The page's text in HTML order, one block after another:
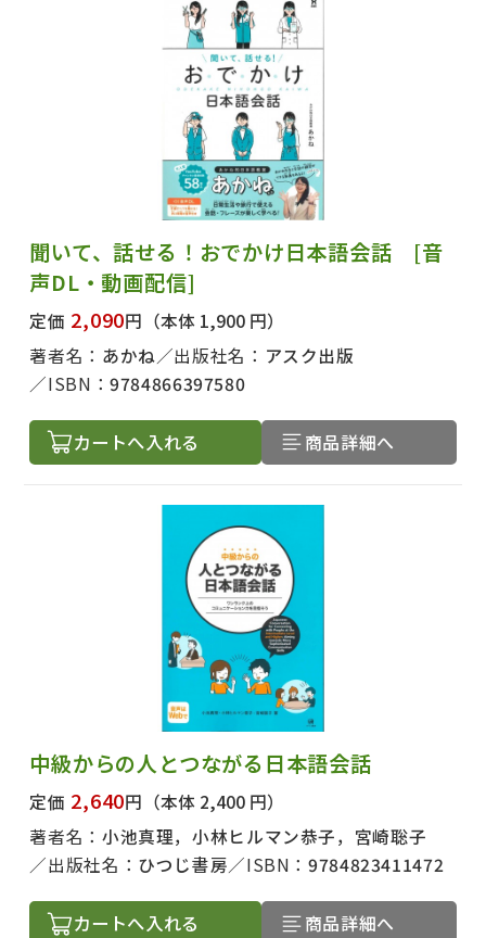
聞いて、話せる！おでかけ日本語会話 [音
声DL・動画配信]
定価 2,090円 （本体 1,900 円）
著者名： あかね 出版社名： アスク出版
ISBN：9784866397580
カートへ入れる 商品詳細へ
中級からの人とつながる日本語会話
定価 2,640円 （本体 2,400 円）
著者名： 小池真理，小林ヒルマン恭子，宮崎聡子
出版社名： ひつじ書房 ISBN：9784823411472
カートへ入れる 商品詳細へ